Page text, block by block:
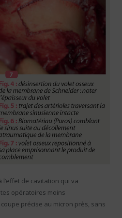
l’effet de cavitation qui va
opératoires moins
précise au micron près, sans